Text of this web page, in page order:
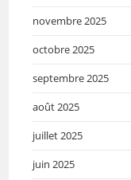
novembre 2025
octobre 2025
septembre 2025
août 2025
juillet 2025
juin 2025